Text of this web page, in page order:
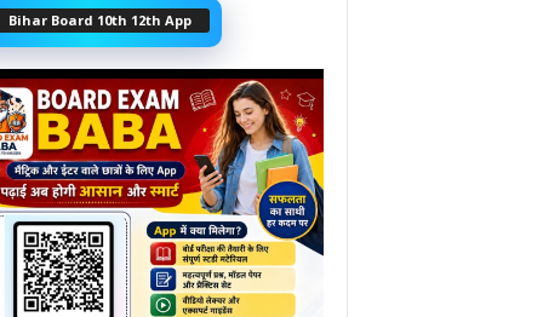
Bihar Board 10th 12th App